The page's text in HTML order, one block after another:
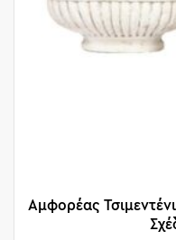
Αμφορέας